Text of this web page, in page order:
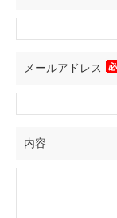
メールアドレス
内容